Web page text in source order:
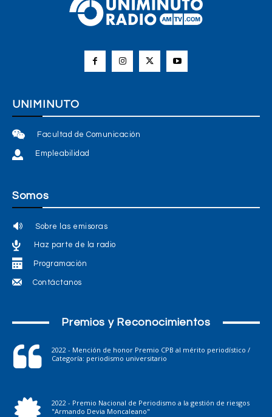
UNIMINUTO
Facultad de Comunicación
Empleabilidad
Somos
Sobre las emisoras
Haz parte de la radio
Programación
Contáctanos
Premios y Reconocimientos
2022 - Mención de honor Premio CPB al mérito periodístico /
Categoría: periodismo universitario
2022 - Premio Nacional de Periodismo a la gestión de riesgos
"Armando Devia Moncaleano"